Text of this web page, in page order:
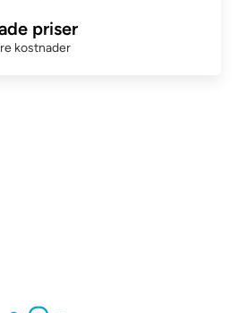
priser
kostnader